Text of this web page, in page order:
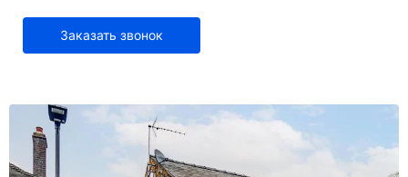
Заказать звонок